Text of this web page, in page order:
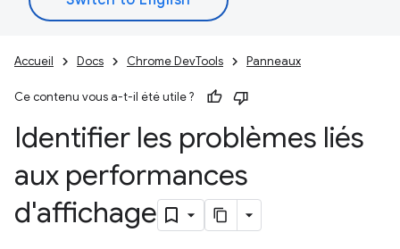
Accueil Docs Chrome DevTools Panneaux
Ce contenu vous a-t-il été utile ?
Identifier les problèmes liés
aux performances
d'affichage